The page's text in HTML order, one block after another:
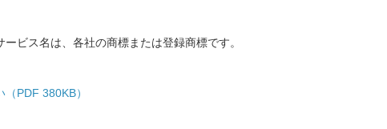
ビス名は、各社の商標または登録商標です。
PDF 380KB）